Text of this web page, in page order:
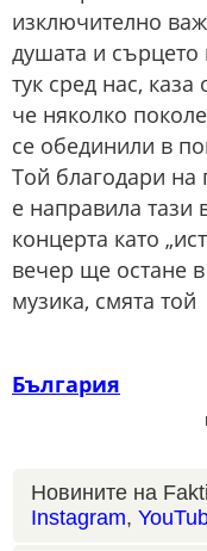
изключително
душата и сърцето
тук сред нас,
че няколко
се обединили в
Той благодари на
е направила
концерта като
вечер ще остане
музика, смята той
България
Новините на
Instagram,